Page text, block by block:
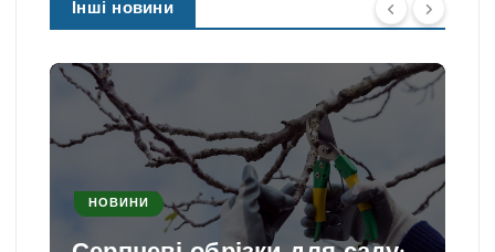
Інші новини
НОВИНИ